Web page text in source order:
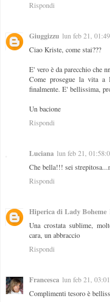
Rispondi
Giuggizzu lun feb 21,
Ciao Kriste, come stai???
E' vero è da parecchio che
Come prosegue la vita a
finalmente. E' bellissima,
Un bacione
Rispondi
Luciana lun feb 21,
Che bella!!! sei
Rispondi
Hiperica di Lady Boheme
Una crostata sublime,
cara, un abbraccio
Rispondi
Francesca lun feb 21,
Complimenti tesoro è